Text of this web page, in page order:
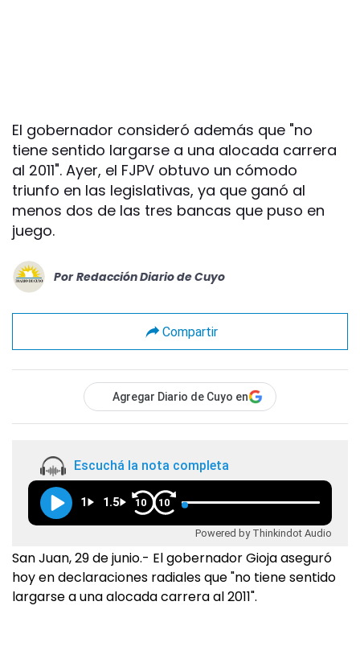
El gobernador consideró además que "no
tiene sentido largarse a una alocada carrera
al 2011". Ayer, el FJPV obtuvo un cómodo
triunfo en las legislativas, ya que ganó al
menos dos de las tres bancas que puso en
juego.
Por Redacción Diario de Cuyo
Compartir
Agregar Diario de Cuyo en
Escuchá la nota completa
1 1.5 10 10
Powered by Thinkindot Audio
San Juan, 29 de junio.- El gobernador Gioja aseguró
hoy en declaraciones radiales que "no tiene sentido
largarse a una alocada carrera al 2011".